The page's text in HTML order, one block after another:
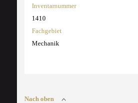
Inventarnummer
1410
Fachgebiet
Mechanik
Nach oben